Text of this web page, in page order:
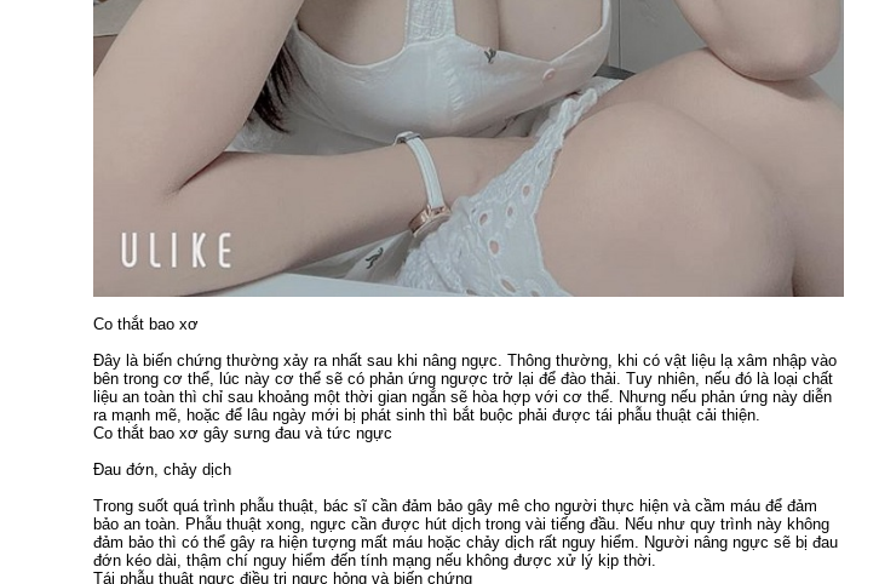
Co thắt bao xơ
Đây là biến chứng thường xảy ra nhất sau khi nâng ngực. Thông thường, khi có vật liệu lạ xâm nhập vào
bên trong cơ thể, lúc này cơ thể sẽ có phản ứng ngược trở lại để đào thải. Tuy nhiên, nếu đó là loại chất
liệu an toàn thì chỉ sau khoảng một thời gian ngắn sẽ hòa hợp với cơ thể. Nhưng nếu phản ứng này diễn
ra mạnh mẽ, hoặc để lâu ngày mới bị phát sinh thì bắt buộc phải được tái phẫu thuật cải thiện.
Co thắt bao xơ gây sưng đau và tức ngực
Đau đớn, chảy dịch
Trong suốt quá trình phẫu thuật, bác sĩ cần đảm bảo gây mê cho người thực hiện và cầm máu để đảm
bảo an toàn. Phẫu thuật xong, ngực cần được hút dịch trong vài tiếng đầu. Nếu như quy trình này không
đảm bảo thì có thể gây ra hiện tượng mất máu hoặc chảy dịch rất nguy hiểm. Người nâng ngực sẽ bị đau
đớn kéo dài, thậm chí nguy hiểm đến tính mạng nếu không được xử lý kịp thời.
Tái phẫu thuật ngực điều trị ngực hỏng và biến chứng